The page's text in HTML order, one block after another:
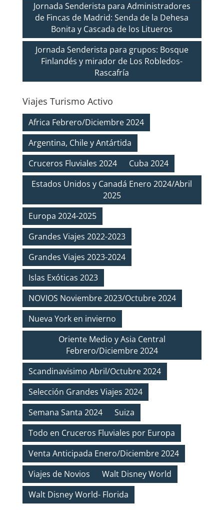
Jornada Senderista para Administradores
de Fincas de Madrid: Senda de la Dehesa
Bonita y Cascada de los Litueros
Jornada Senderista para grupos: Bosque
Finlandés y mirador de Los Robledos-
Rascafría
Viajes Turismo Activo
Africa Febrero/Diciembre 2024
Argentina, Chile y Antártida
Cruceros Fluviales 2024
Cuba 2024
Estados Unidos y Canadá Enero 2024/Abril
2025
Europa 2024-2025
Grandes Viajes 2022-2023
Grandes Viajes 2023-2024
Islas Exóticas 2023
NOVIOS Noviembre 2023/Octubre 2024
Nueva York en invierno
Oriente Medio y Asia Central
Febrero/Diciembre 2024
Scandinavisimo Abril/Octubre 2024
Selección Grandes Viajes 2024
Semana Santa 2024
Suiza
Todo en Cruceros Fluviales por Europa
Venta Anticipada Enero/Diciembre 2024
Viajes de Novios
Walt Disney World
Walt Disney World- Florida